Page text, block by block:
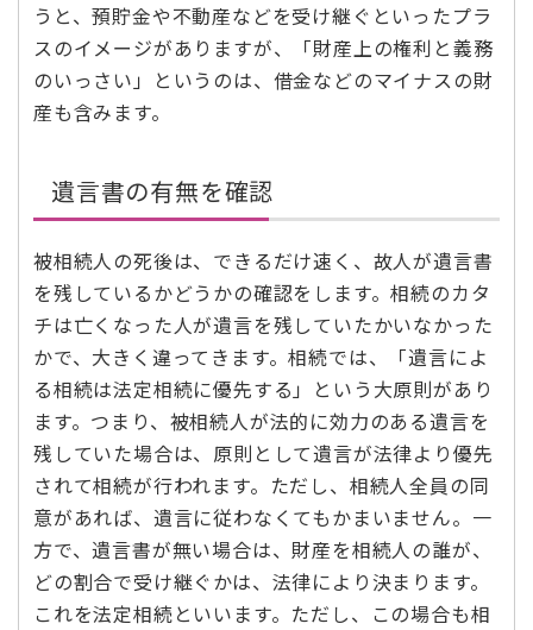
うと、預貯金や不動産などを受け継ぐといったプラ
スのイメージがありますが、「財産上の権利と義務
のいっさい」というのは、借金などのマイナスの財
産も含みます。
遺言書の有無を確認
被相続人の死後は、できるだけ速く、故人が遺言書
を残しているかどうかの確認をします。相続のカタ
チは亡くなった人が遺言を残していたかいなかった
かで、大きく違ってきます。相続では、「遺言によ
る相続は法定相続に優先する」という大原則があり
ます。つまり、被相続人が法的に効力のある遺言を
残していた場合は、原則として遺言が法律より優先
されて相続が行われます。ただし、相続人全員の同
意があれば、遺言に従わなくてもかまいません。一
方で、遺言書が無い場合は、財産を相続人の誰が、
どの割合で受け継ぐかは、法律により決まります。
これを法定相続といいます。ただし、この場合も相